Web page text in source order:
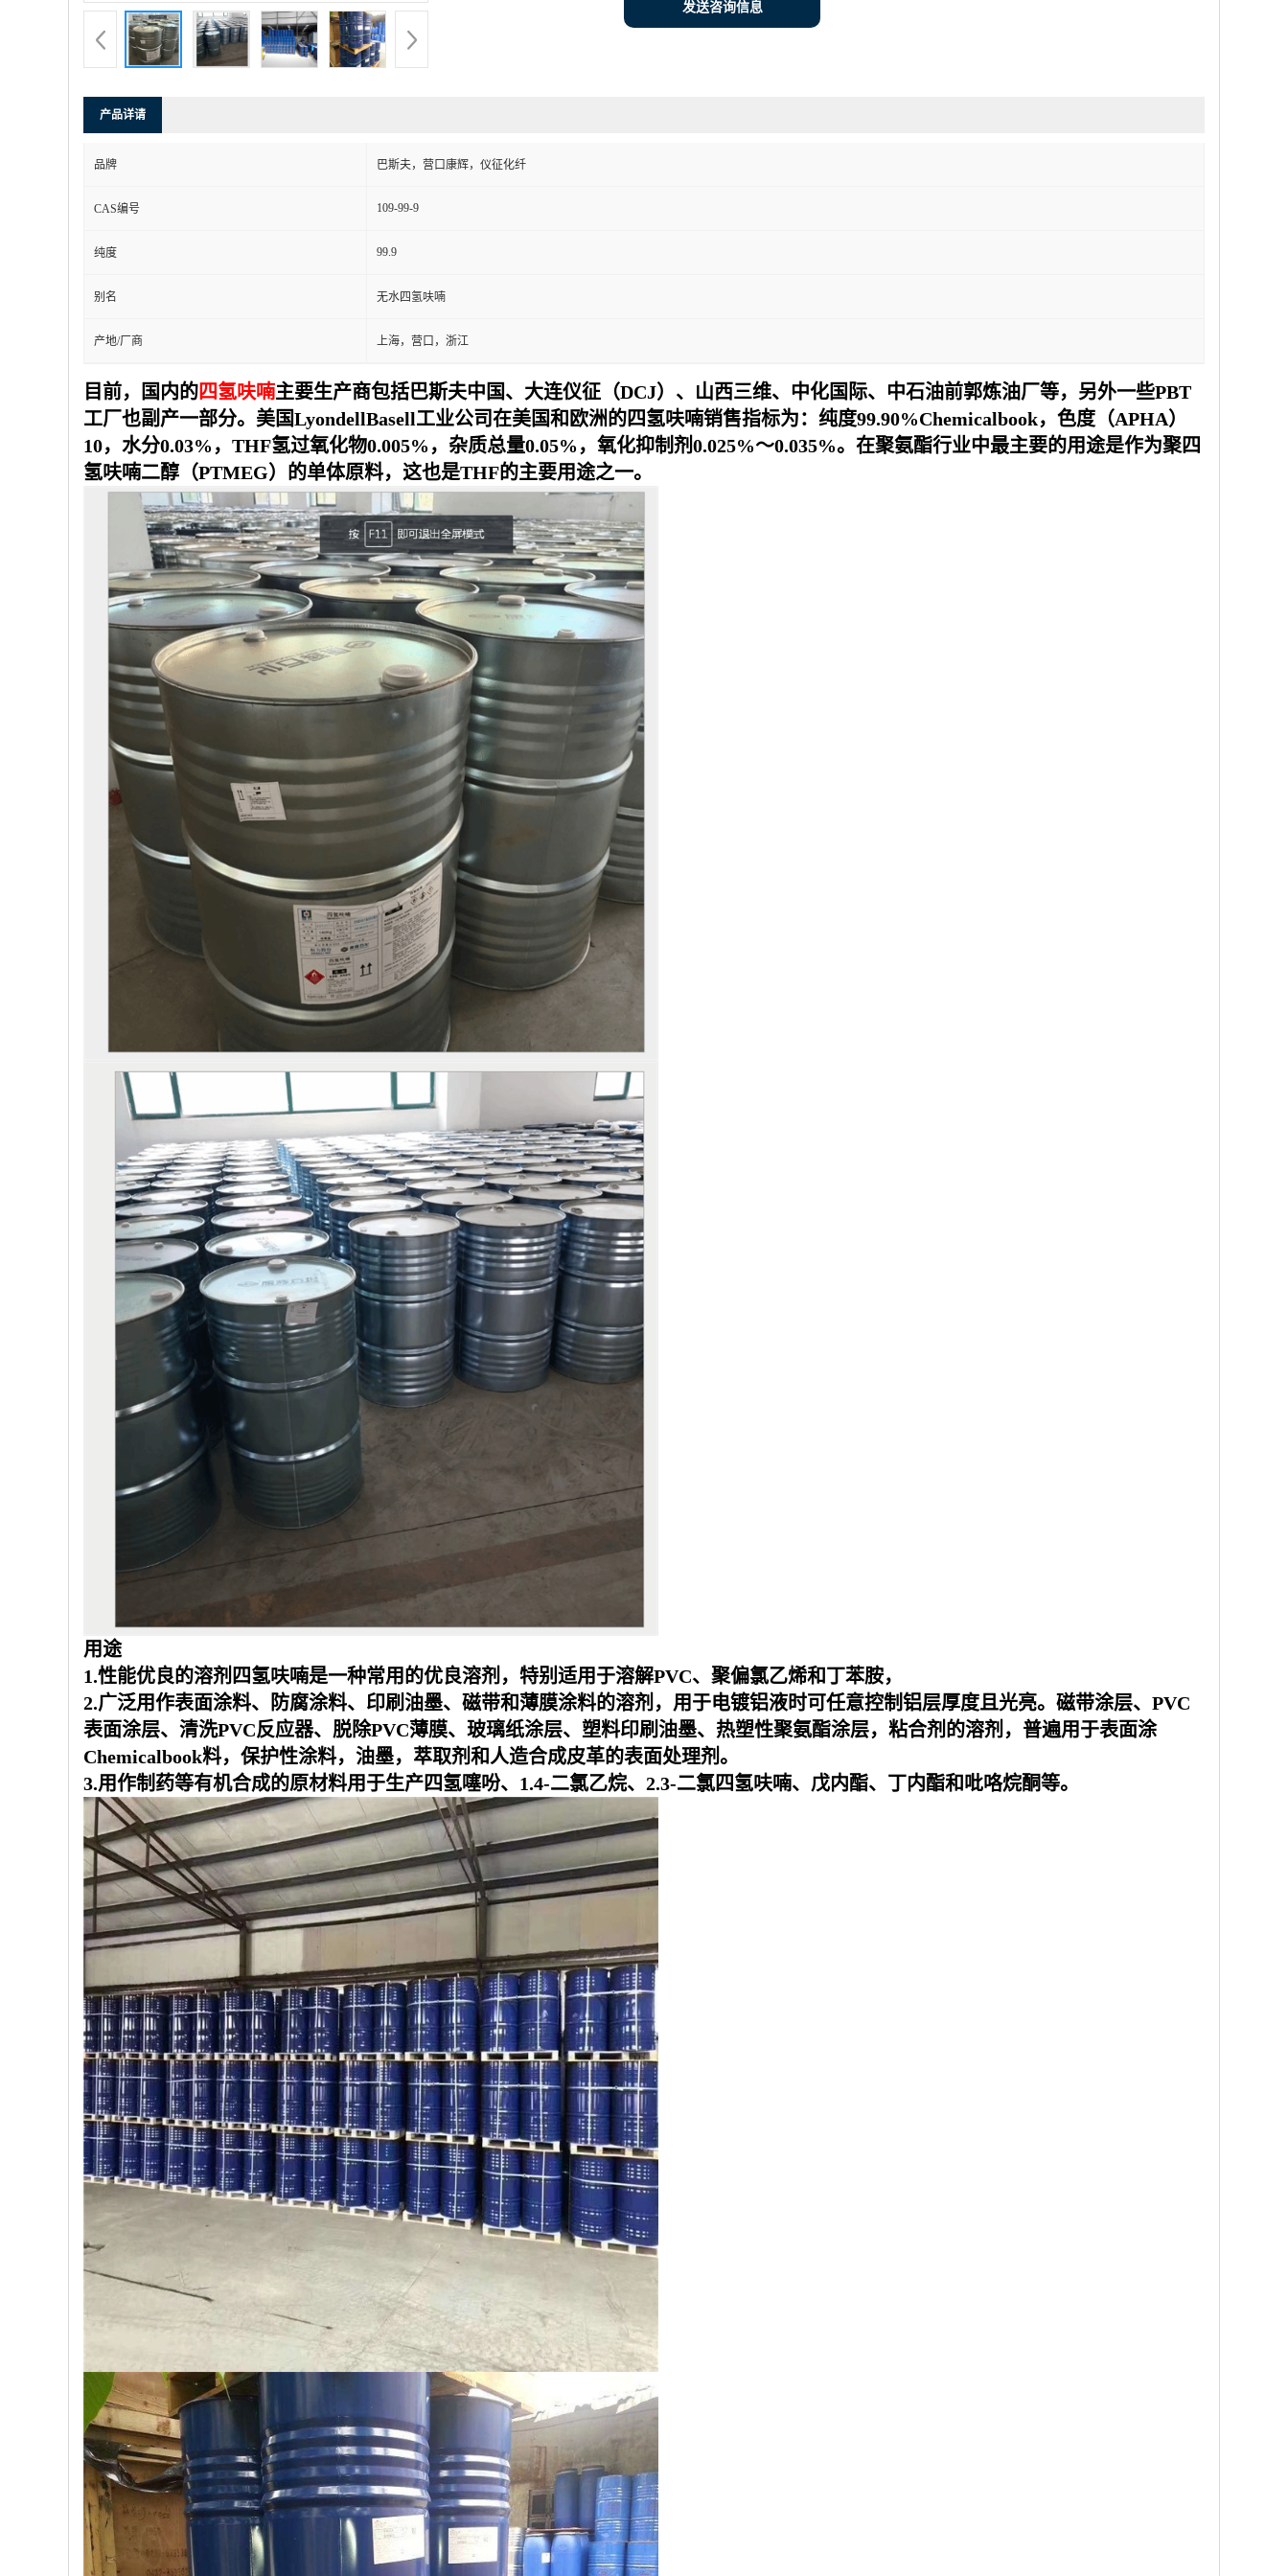
发送咨询信息
产品详请
品牌 巴斯夫，营口康辉，仪征化纤
CAS编号 109-99-9
纯度 99.9
别名 无水四氢呋喃
产地/厂商 上海，营口，浙江
目前，国内的四氢呋喃主要生产商包括巴斯夫中国、大连仪征（DCJ）、山西三维、中化国际、中石油前郭炼油厂等，另外一些PBT
工厂也副产一部分。美国LyondellBasell工业公司在美国和欧洲的四氢呋喃销售指标为：纯度99.90%Chemicalbook，色度（APHA）
10，水分0.03%，THF氢过氧化物0.005%，杂质总量0.05%，氧化抑制剂0.025%～0.035%。在聚氨酯行业中最主要的用途是作为聚四
氢呋喃二醇（PTMEG）的单体原料，这也是THF的主要用途之一。
用途
1.性能优良的溶剂四氢呋喃是一种常用的优良溶剂，特别适用于溶解PVC、聚偏氯乙烯和丁苯胺，
2.广泛用作表面涂料、防腐涂料、印刷油墨、磁带和薄膜涂料的溶剂，用于电镀铝液时可任意控制铝层厚度且光亮。磁带涂层、PVC
表面涂层、清洗PVC反应器、脱除PVC薄膜、玻璃纸涂层、塑料印刷油墨、热塑性聚氨酯涂层，粘合剂的溶剂，普遍用于表面涂
Chemicalbook料，保护性涂料，油墨，萃取剂和人造合成皮革的表面处理剂。
3.用作制药等有机合成的原材料用于生产四氢噻吩、1.4-二氯乙烷、2.3-二氯四氢呋喃、戊内酯、丁内酯和吡咯烷酮等。